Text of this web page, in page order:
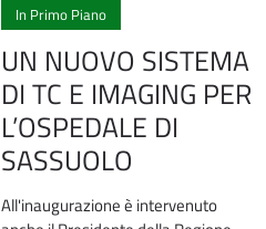
In Primo Piano
UN NUOVO SISTEMA
DI TC E IMAGING PER
L’OSPEDALE DI
SASSUOLO
All'inaugurazione è intervenuto